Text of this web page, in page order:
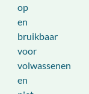
op
en
bruikbaar
voor
volwassenen
en